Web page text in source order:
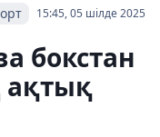
15:45, 05 шілде 2025
бокстан